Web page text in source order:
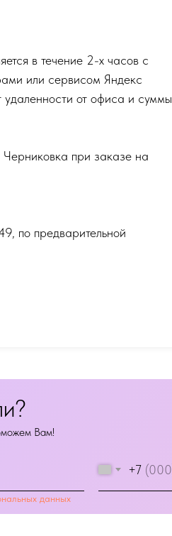
в течение 2-х часов с
или сервисом Яндекс
удаленности от офиса и суммы
при заказе на
, по предварительной
+7
данных
Вам!